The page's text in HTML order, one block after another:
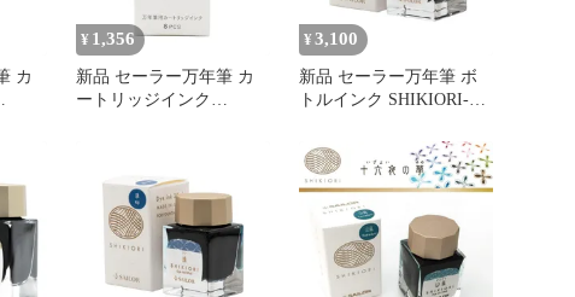
カ
238
¥ 1,356
新品 セーラー万年筆 カ
ートリッジインク
0400-237
¥ 3,100
新品 セーラー万年筆 ボ
トルインク SHIKIORI-四
かたか） 水性染料 20ml
13-1008-238